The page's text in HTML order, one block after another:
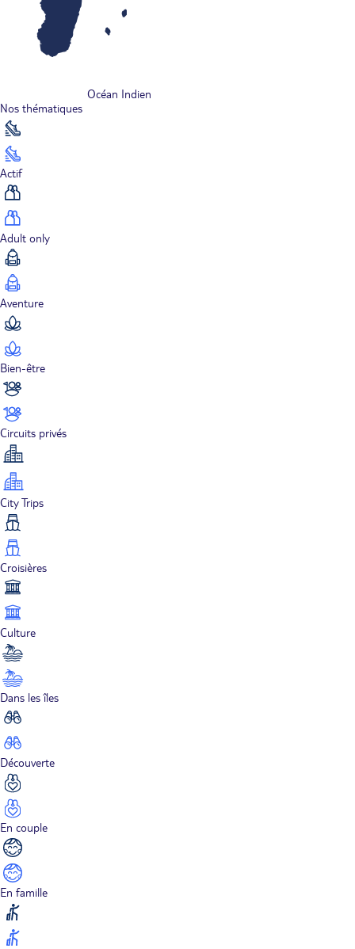
Océan Indien
Nos thématiques
Actif
Adult only
Aventure
Bien-être
Circuits privés
City Trips
Croisières
Culture
Dans les îles
Découverte
En couple
En famille